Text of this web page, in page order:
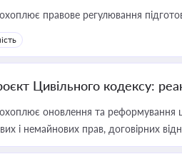
правове регулювання
Цивільного кодексу:
оновлення та реформування
і немайнових прав, договірних